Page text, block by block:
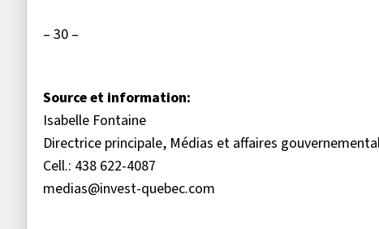
– 30 –
Source et information:
Isabelle Fontaine
Directrice principale, Médias et affaires
Cell.: 438 622-4087
medias@invest-quebec.com